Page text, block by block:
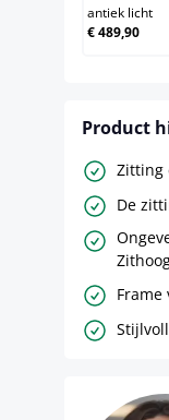
antiek licht
€ 489,90
Product
Zitting
De